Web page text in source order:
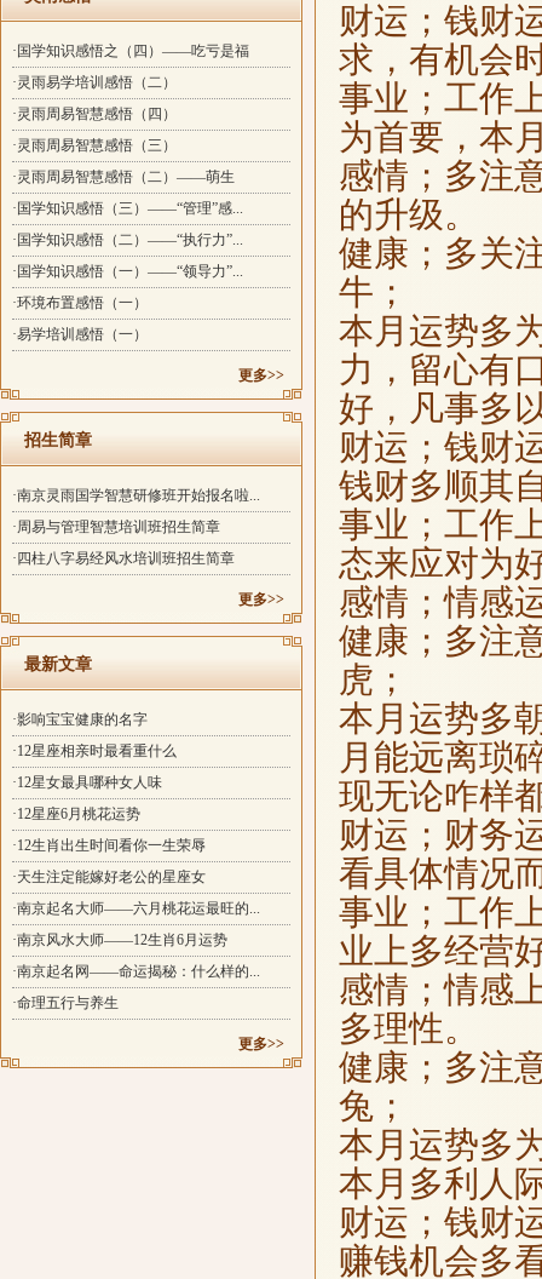
·国学知识感悟之（四）——吃亏是福
·灵雨易学培训感悟（二）
·灵雨周易智慧感悟（四）
·灵雨周易智慧感悟（三）
·灵雨周易智慧感悟（二）——萌生
·国学知识感悟（三）——“管理”感...
·国学知识感悟（二）——“执行力”...
·国学知识感悟（一）——“领导力”...
·环境布置感悟（一）
·易学培训感悟（一）
更多>>
招生简章
·南京灵雨国学智慧研修班开始报名啦...
·周易与管理智慧培训班招生简章
·四柱八字易经风水培训班招生简章
更多>>
最新文章
·影响宝宝健康的名字
·12星座相亲时最看重什么
·12星女最具哪种女人味
·12星座6月桃花运势
·12生肖出生时间看你一生荣辱
·天生注定能嫁好老公的星座女
·南京起名大师——六月桃花运最旺的...
·南京风水大师——12生肖6月运势
·南京起名网——命运揭秘：什么样的...
·命理五行与养生
更多>>
财运；钱财
求，有机会
事业；工作
为首要，本
感情；多注
的升级。
健康；多关
牛；
本月运势多
力，留心有
好，凡事多
财运；钱财
钱财多顺其
事业；工作
态来应对为
感情；情感
健康；多注
虎；
本月运势多
月能远离琐
现无论咋样
财运；财务
看具体情况
事业；工作
业上多经营
感情；情感
多理性。
健康；多注
兔；
本月运势多
本月多利人
财运；钱财
赚钱机会多